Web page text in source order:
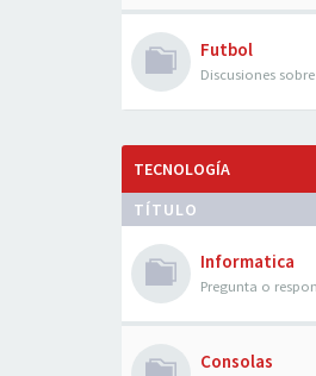
Futbol
Discusiones
TECNOLOGÍA
TÍTULO
Informatica
Pregunta o
Consolas